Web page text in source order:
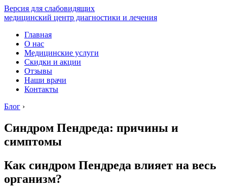
Версия для слабовидящих
медицинский центр диагностики и лечения
Главная
О нас
Медицинские услуги
Скидки и акции
Отзывы
Наши врачи
Контакты
Блог ›
Синдром Пендреда: причины и
симптомы
Как синдром Пендреда влияет на весь
организм?